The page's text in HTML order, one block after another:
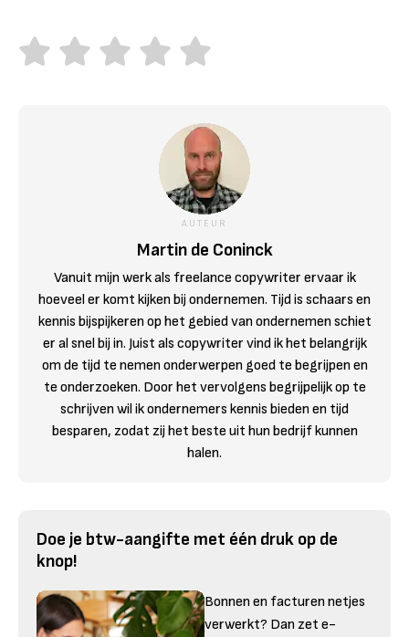
AUTEUR
Martin de Coninck
Vanuit mijn werk als freelance copywriter ervaar ik
hoeveel er komt kijken bij ondernemen. Tijd is schaars en
kennis bijspijkeren op het gebied van ondernemen schiet
er al snel bij in. Juist als copywriter vind ik het belangrijk
om de tijd te nemen onderwerpen goed te begrijpen en
te onderzoeken. Door het vervolgens begrijpelijk op te
schrijven wil ik ondernemers kennis bieden en tijd
besparen, zodat zij het beste uit hun bedrijf kunnen
halen.
Doe je btw-aangifte met één druk op de
knop!
Bonnen en facturen netjes
verwerkt? Dan zet e-